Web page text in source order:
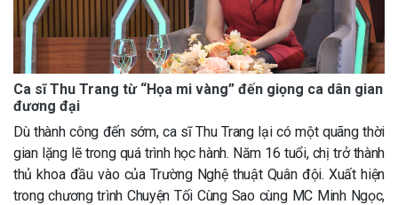
Ca sĩ Thu Trang từ “Họa mi vàng” đến giọng ca dân gian
đương đại
Dù thành công đến sớm, ca sĩ Thu Trang lại có một quãng thời
gian lặng lẽ trong quá trình học hành. Năm 16 tuổi, chị trở thành
thủ khoa đầu vào của Trường Nghệ thuật Quân đội. Xuất hiện
trong chương trình Chuyện Tối Cùng Sao cùng MC Minh Ngọc,